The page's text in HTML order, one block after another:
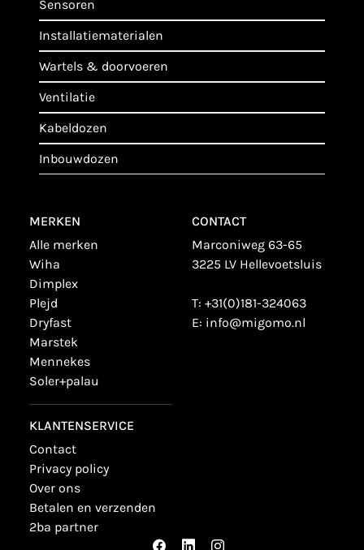
sensoren
installatiematerialen
wartels & doorvoeren
ventilatie
kabeldozen
inbouwdozen
MERKEN
alle merken
wiha
dimplex
plejd
dryfast
marstek
mennekes
soler+palau
KLANTENSERVICE
contact
privacy policy
over ons
betalen en verzenden
2ba partner
CONTACT
Marconiweg 63-65
3225 LV Hellevoetsluis
T: +31(0)181-324063
E: info@migomo.nl